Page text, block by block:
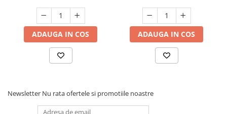
ADAUGA IN COS ADAUGA IN COS
Newsletter Nu rata ofertele si promotiile noastre